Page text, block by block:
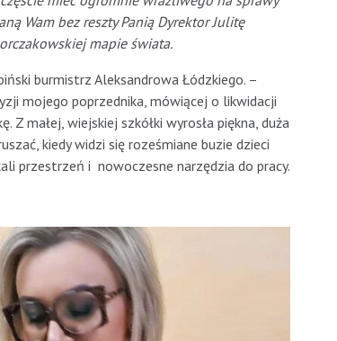
Wam bez reszty Panią Dyrektor Julitę
mapie świata.
burmistrz Aleksandrowa Łódzkiego. –
mojego poprzednika, mówiącej o likwidacji
małej, wiejskiej szkółki wyrosła piękna, duża
kiedy widzi się roześmiane buzie dzieci
przestrzeń i nowoczesne narzędzia do pracy.